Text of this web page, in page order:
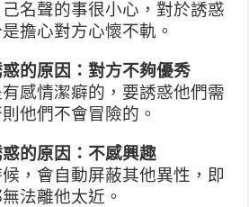
名聲的事很小心，對於誘惑
擔心對方心懷不軌。
的原因：對方不夠優秀
感情潔癖的，要誘惑他們需
他們不會冒險的。
的原因：不感興趣
，會自動屏蔽其他異性，即
法離他太近。